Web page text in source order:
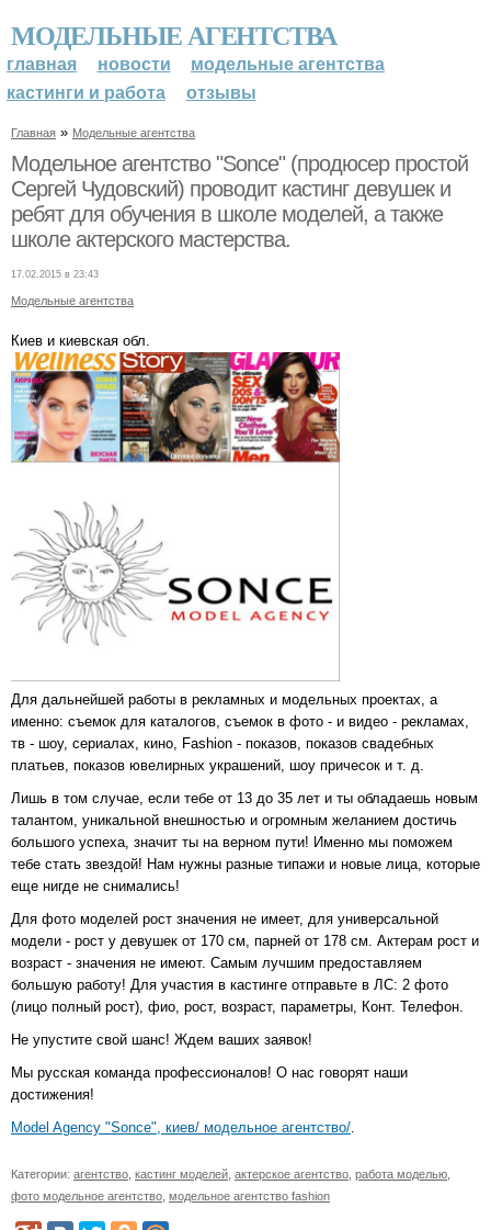
МОДЕЛЬНЫЕ АГЕНТСТВА
главная новости
модельные агентства
кастинги и работа
отзывы
Главная » Модельные агентства
Модельное агентство "Sonce" (продюсер простой
Сергей Чудовский) проводит кастинг девушек и
ребят для обучения в школе моделей, а также
школе актерского мастерства.
17.02.2015 в 23:43
Модельные агентства
Киев и киевская обл.
Для дальнейшей работы в рекламных и модельных проектах, а
именно: съемок для каталогов, съемок в фото - и видео - рекламах,
тв - шоу, сериалах, кино, Fashion - показов, показов свадебных
платьев, показов ювелирных украшений, шоу причесок и т. д.
Лишь в том случае, если тебе от 13 до 35 лет и ты обладаешь новым
талантом, уникальной внешностью и огромным желанием достичь
большого успеха, значит ты на верном пути! Именно мы поможем
тебе стать звездой! Нам нужны разные типажи и новые лица, которые
еще нигде не снимались!
Для фото моделей рост значения не имеет, для универсальной
модели - рост у девушек от 170 см, парней от 178 см. Актерам рост и
возраст - значения не имеют. Самым лучшим предоставляем
большую работу! Для участия в кастинге отправьте в ЛС: 2 фото
(лицо полный рост), фио, рост, возраст, параметры, Конт. Телефон.
Не упустите свой шанс! Ждем ваших заявок!
Мы русская команда профессионалов! О нас говорят наши
достижения!
Model Agency "Sonce", киев/ модельное агентство/
Категории: агентство кастинг моделей актерское агентство работа моделью
фото модельное агентство модельное агентство fashion